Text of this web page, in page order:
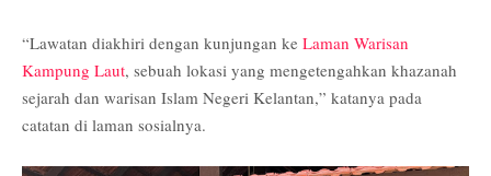
“Lawatan diakhiri dengan kunjungan ke Laman Warisan
Kampung Laut, sebuah lokasi yang mengetengahkan khazanah
sejarah dan warisan Islam Negeri Kelantan,” katanya pada
catatan di laman sosialnya.